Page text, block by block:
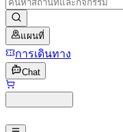
แผนที่
การเดินทาง
Chat